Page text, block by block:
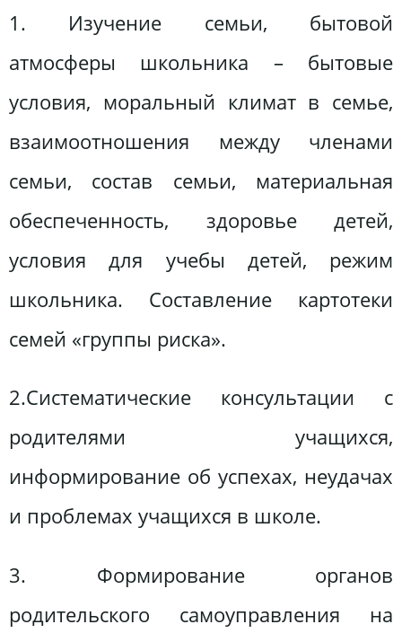
1. Изучение семьи, бытовой
атмосферы школьника – бытовые
условия, моральный климат в семье,
взаимоотношения между членами
семьи, состав семьи, материальная
обеспеченность, здоровье детей,
условия для учебы детей, режим
школьника. Составление картотеки
семей «группы риска».
2.Систематические консультации с
родителями учащихся,
информирование об успехах, неудачах
и проблемах учащихся в школе.
3. Формирование органов
родительского самоуправления на